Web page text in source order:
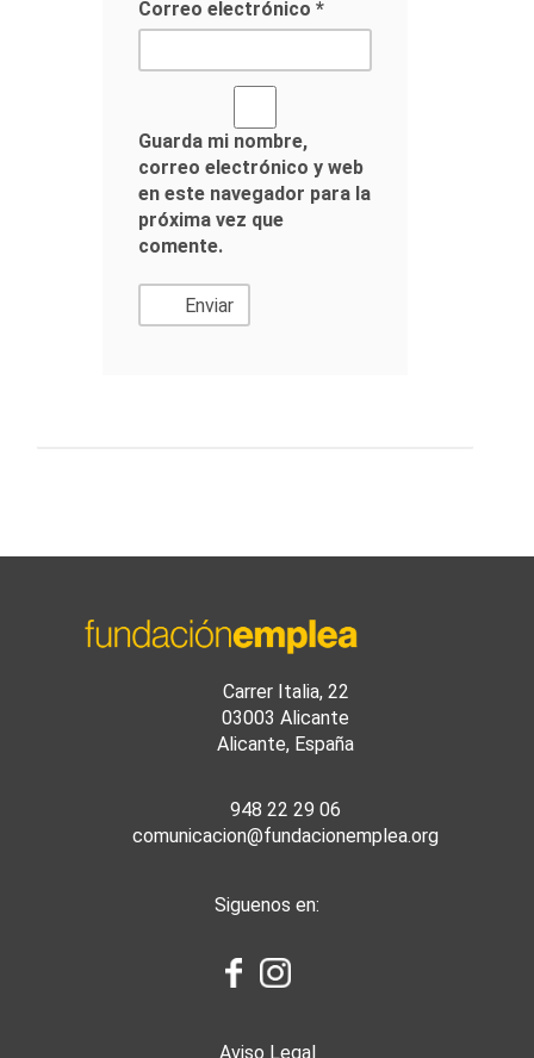
Correo electrónico*
Guarda mi nombre,
correo electrónico y web
en este navegador para la
próxima vez que
comente.
Carrer Italia, 22
03003 Alicante
Alicante, España
948 22 29 06
comunicacion@fundacionemplea.org
Siguenos en:
Aviso Legal